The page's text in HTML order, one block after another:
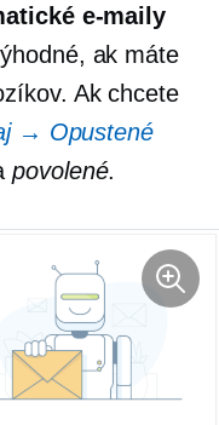
e-maily
ak máte
Ak chcete
→ Opustené
povolené.